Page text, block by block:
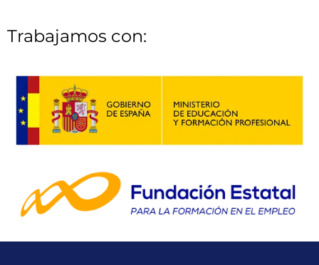
Trabajamos con: